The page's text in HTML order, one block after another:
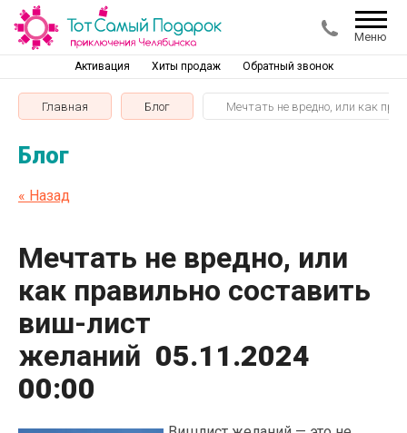
Меню
Активация Хиты продаж Обратный звонок
Главная Блог Мечтать не вредно, или как
Блог
« Назад
Мечтать не вредно, или
как правильно составить
виш-лист
желаний 05.11.2024
00:00